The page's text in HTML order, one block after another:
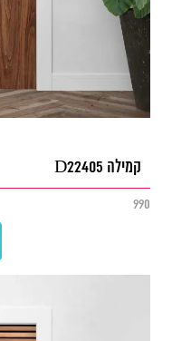
קמילה D22405
990